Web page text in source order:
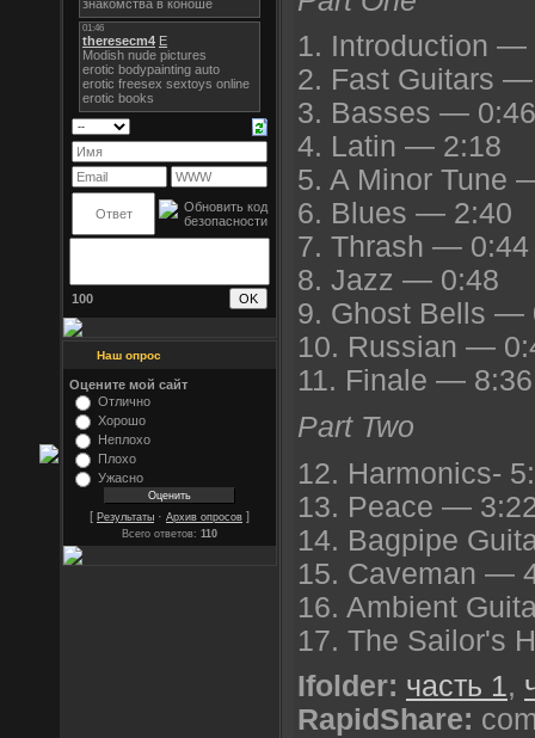
100
Наш опрос
Оцените мой сайт
Отлично
Хорошо
Неплохо
Плохо
Ужасно
[ Результаты · Архив опросов ]
Всего ответов: 110
1. Introduction —
2. Fast Guitars
3. Basses — 0:46
4. Latin — 2:18
5. A Minor Tune
6. Blues — 2:40
7. Thrash — 0:44
8. Jazz — 0:48
9. Ghost Bells —
10. Russian —
11. Finale — 8:36
Part Two
12. Harmonics-
13. Peace —
14. Bagpipe
15. Caveman —
16. Ambient
17. The Sailor's
Ifolder: часть 1,
RapidShare: